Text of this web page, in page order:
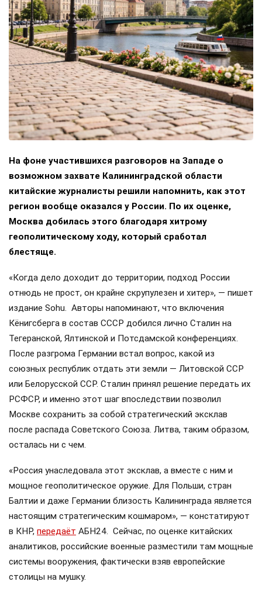
На фоне участившихся разговоров на Западе о
возможном захвате Калининградской области
китайские журналисты решили напомнить, как этот
регион вообще оказался у России. По их оценке,
Москва добилась этого благодаря хитрому
геополитическому ходу, который сработал
блестяще.
«Когда дело доходит до территории, подход России
отнюдь не прост, он крайне скрупулезен и хитер», — пишет
издание Sohu. Авторы напоминают, что включения
Кёнигсберга в состав СССР добился лично Сталин на
Тегеранской, Ялтинской и Потсдамской конференциях.
После разгрома Германии встал вопрос, какой из
союзных республик отдать эти земли — Литовской ССР
или Белорусской ССР. Сталин принял решение передать их
РСФСР, и именно этот шаг впоследствии позволил
Москве сохранить за собой стратегический эксклав
после распада Советского Союза. Литва, таким образом,
осталась ни с чем.
«Россия унаследовала этот эксклав, а вместе с ним и
мощное геополитическое оружие. Для Польши, стран
Балтии и даже Германии близость Калининграда является
настоящим стратегическим кошмаром», — констатируют
в КНР, передаёт АБН24. Сейчас, по оценке китайских
аналитиков, российские военные разместили там мощные
системы вооружения, фактически взяв европейские
столицы на мушку.